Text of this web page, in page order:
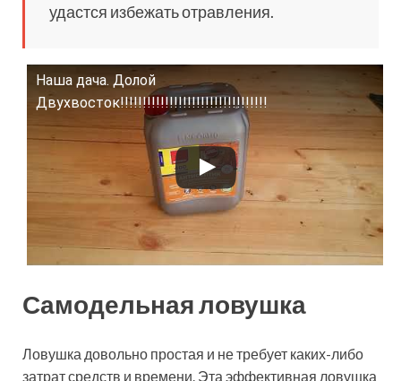
удастся избежать отравления.
Наша дача. Долой
Двухвосток!!!!!!!!!!!!!!!!!!!!!!!!!!!!!!!!!
Смотрите это видео на YouTube
Самодельная ловушка
Ловушка довольно простая и не требует каких-либо
затрат средств и времени. Эта эффективная ловушка